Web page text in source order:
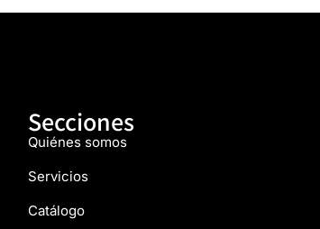
Secciones
Quiénes somos
Servicios
Catálogo